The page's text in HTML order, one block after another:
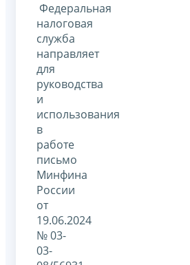
Федеральная
налоговая
служба
направляет
для
руководства
и
использования
в
работе
письмо
Минфина
России
от
19.06.2024
№ 03-
03-